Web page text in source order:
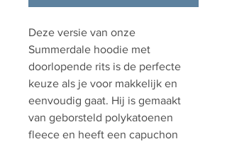
Deze versie van onze
Summerdale hoodie met
doorlopende rits is de perfecte
keuze als je voor makkelijk en
eenvoudig gaat. Hij is gemaakt
van geborsteld polykatoenen
fleece en heeft een capuchon